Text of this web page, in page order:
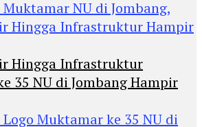
Hingga Infrastruktur
35 NU di Jombang Hampir